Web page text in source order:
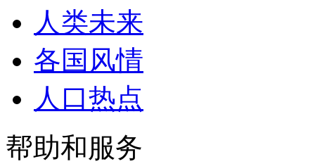
人类未来
各国风情
人口热点
帮助和服务